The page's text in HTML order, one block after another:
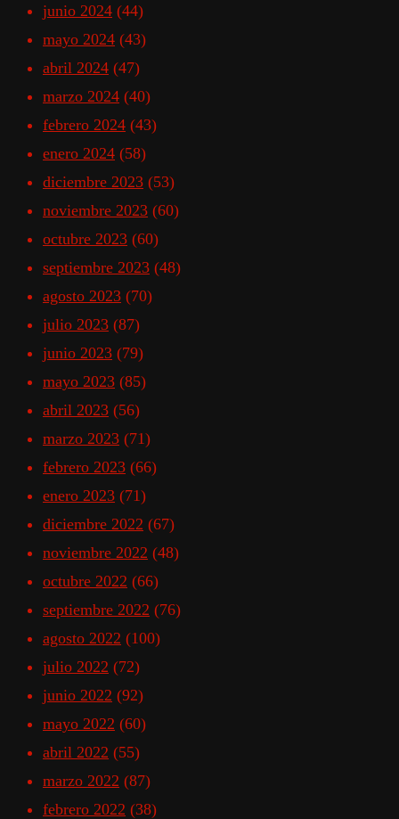
junio 2024 (44)
mayo 2024 (43)
abril 2024 (47)
marzo 2024 (40)
febrero 2024 (43)
enero 2024 (58)
diciembre 2023 (53)
noviembre 2023 (60)
octubre 2023 (60)
septiembre 2023 (48)
agosto 2023 (70)
julio 2023 (87)
junio 2023 (79)
mayo 2023 (85)
abril 2023 (56)
marzo 2023 (71)
febrero 2023 (66)
enero 2023 (71)
diciembre 2022 (67)
noviembre 2022 (48)
octubre 2022 (66)
septiembre 2022 (76)
agosto 2022 (100)
julio 2022 (72)
junio 2022 (92)
mayo 2022 (60)
abril 2022 (55)
marzo 2022 (87)
febrero 2022 (38)